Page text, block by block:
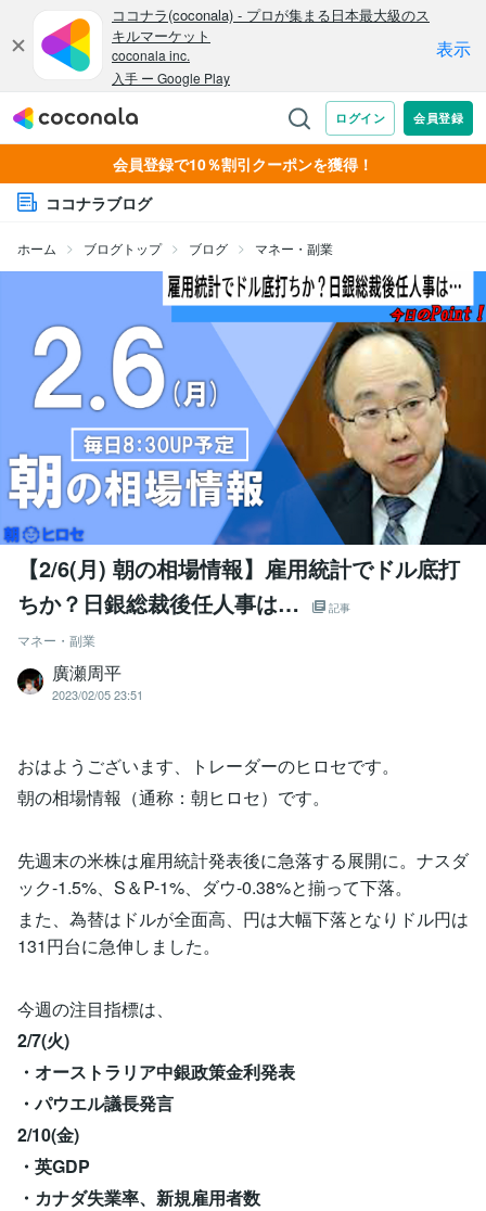
会員登録で10％割引クーポンを獲得！
ココナラブログ
ホーム ブログトップ ブログ マネー・副業
【2/6(月) 朝の相場情報】雇用統計でドル底打
ちか？日銀総裁後任人事は…
記事
マネー・副業
廣瀬周平
2023/02/05 23:51
おはようございます、トレーダーのヒロセです。
朝の相場情報（通称：朝ヒロセ）です。
先週末の米株は雇用統計発表後に急落する展開に。ナスダ
ック-1.5%、S＆P-1%、ダウ-0.38%と揃って下落。
また、為替はドルが全面高、円は大幅下落となりドル円は
131円台に急伸しました。
今週の注目指標は、
2/7(火)
・オーストラリア中銀政策金利発表
・パウエル議長発言
2/10(金)
・英GDP
・カナダ失業率、新規雇用者数